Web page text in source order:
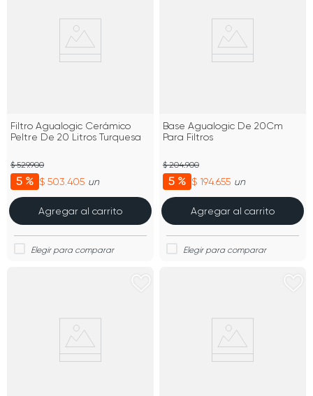
Filtro Agualogic Cerámico
Peltre De 20 Litros Turquesa
5 % $ 503.405
$ 529.900
un
Agregar al carrito
Base Agualogic De 20Cm
Para Filtros
5 % $ 194.655
$ 204.900
un
Agregar al carrito